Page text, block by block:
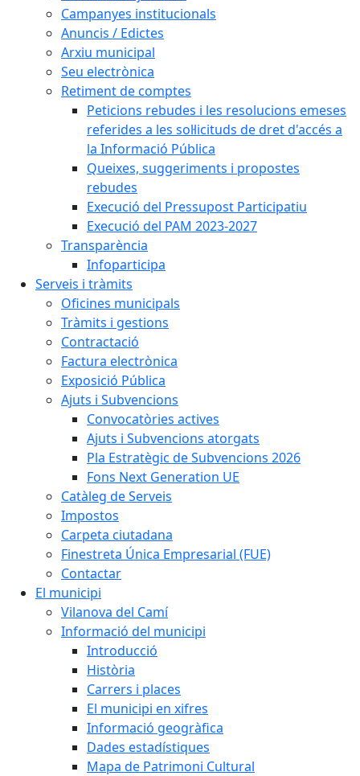
Campanyes institucionals
Anuncis / Edictes
Arxiu municipal
Seu electrònica
Retiment de comptes
Peticions rebudes i les resolucions emeses
referides a les sol·licituds de dret d'accés a
la Informació Pública
Queixes, suggeriments i propostes
rebudes
Execució del Pressupost Participatiu
Execució del PAM 2023-2027
Transparència
Infoparticipa
Serveis i tràmits
Oficines municipals
Tràmits i gestions
Contractació
Factura electrònica
Exposició Pública
Ajuts i Subvencions
Convocatòries actives
Ajuts i Subvencions atorgats
Pla Estratègic de Subvencions 2026
Fons Next Generation UE
Catàleg de Serveis
Impostos
Carpeta ciutadana
Finestreta Única Empresarial (FUE)
Contactar
El municipi
Vilanova del Camí
Informació del municipi
Introducció
Història
Carrers i places
El municipi en xifres
Informació geogràfica
Dades estadístiques
Mapa de Patrimoni Cultural